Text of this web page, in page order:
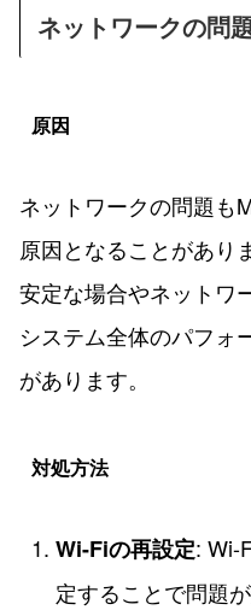
ネットワークの問
原因
ネットワークの問題も
原因となることがあり
安定な場合やネットワ
システム全体のパフォ
があります。
対処方法
Wi-Fiの再設定: Wi-
定することで問題